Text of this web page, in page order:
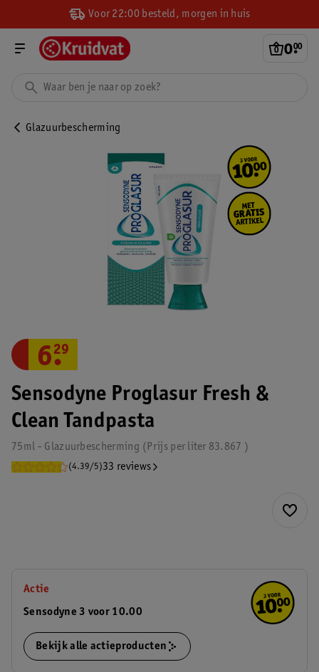
Voor 22:00 besteld, morgen in huis
0.
00
Glazuurbescherming
Sensodyne Proglasur Fresh &
Clean Tandpasta
75ml - Glazuurbescherming 83.867
Prijs per liter
(4.39/5)33 reviews
6.
29
Actie
Sensodyne 3 voor 10.00
Bekijk alle actieproducten